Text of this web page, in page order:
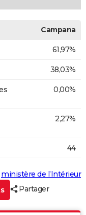
Campana
61,97%
38,03%
0,00%
2,27%
44
ministère de l’Intérieur
Partager